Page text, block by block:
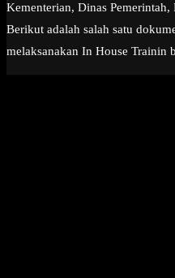
Kementerian, Dinas
Berikut adalah salah satu
melaksanakan In House Trainin